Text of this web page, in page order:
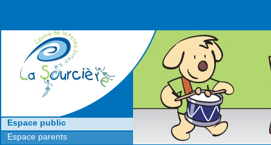
Retour à l'accueil
Espace public
Espace parents